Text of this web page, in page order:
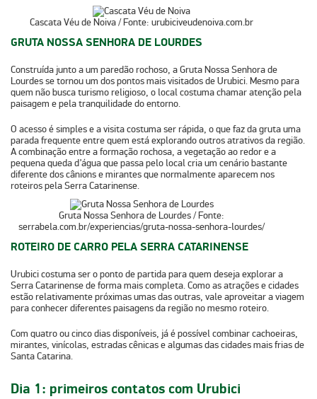
Cascata Véu de Noiva / Fonte: urubiciveudenoiva.com.br
GRUTA NOSSA SENHORA DE LOURDES
Construída junto a um paredão rochoso, a Gruta Nossa Senhora de
Lourdes se tornou um dos pontos mais visitados de Urubici. Mesmo para
quem não busca turismo religioso, o local costuma chamar atenção pela
paisagem e pela tranquilidade do entorno.
O acesso é simples e a visita costuma ser rápida, o que faz da gruta uma
parada frequente entre quem está explorando outros atrativos da região.
A combinação entre aformação rochosa, a vegetação ao redor e a
pequena queda d’águaque passa pelo local cria um cenário bastante
diferente dos cânions e mirantes que normalmente aparecem nos
roteiros pela Serra Catarinense.
Gruta Nossa Senhora de Lourdes / Fonte:
serrabela.com.br/experiencias/gruta-nossa-senhora-lourdes/
ROTEIRO DE CARRO PELA SERRA CATARINENSE
Urubici costuma ser o ponto de partida para quem deseja explorar a
Serra Catarinense de forma mais completa. Como as atrações e cidades
estão relativamente próximas umas das outras, vale aproveitar a viagem
para conhecer diferentes paisagens da região no mesmo roteiro.
Com quatro ou cinco dias disponíveis, já é possível combinar cachoeiras,
mirantes, vinícolas, estradas cênicas e algumas das cidades mais frias de
Santa Catarina.
Dia 1: primeiros contatos com Urubici